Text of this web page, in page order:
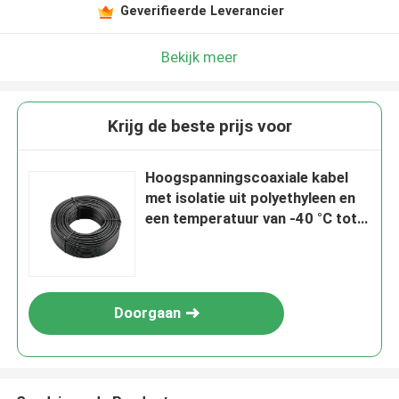
Geverifieerde Leverancier
Bekijk meer
Krijg de beste prijs voor
Hoogspanningscoaxiale kabel
met isolatie uit polyethyleen en
een temperatuur van -40 °C tot
Doorgaan